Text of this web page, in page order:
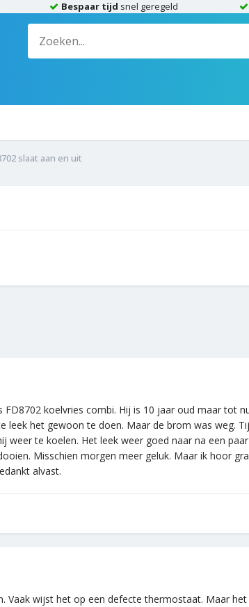
Bespaar tijd snel geregeld
slaat aan en uit
FD8702 koelvries combi. Hij is 10 jaar oud maar tot
leek het gewoon te doen. Maar de brom was weg.
weer te koelen. Het leek weer goed naar na een
Misschien morgen meer geluk. Maar ik hoor
alvast.
Vaak wijst het op een defecte thermostaat. Maar